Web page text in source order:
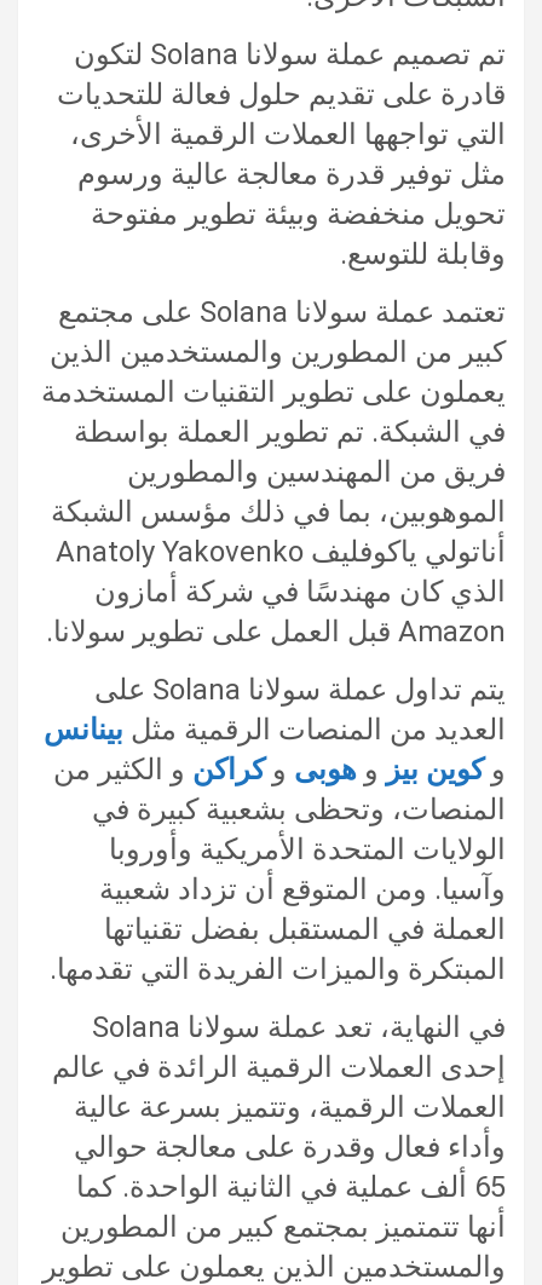
تم تصميم عملة سولانا Solana لتكون
قادرة على تقديم حلول فعالة للتحديات
التي تواجهها العملات الرقمية الأخرى،
مثل توفير قدرة معالجة عالية ورسوم
تحويل منخفضة وبيئة تطوير مفتوحة
وقابلة للتوسع.
تعتمد عملة سولانا Solana على مجتمع
كبير من المطورين والمستخدمين الذين
يعملون على تطوير التقنيات المستخدمة
في الشبكة. تم تطوير العملة بواسطة
فريق من المهندسين والمطورين
الموهوبين، بما في ذلك مؤسس الشبكة
أناتولي ياكوفليف Anatoly Yakovenko
الذي كان مهندسًا في شركة أمازون
Amazon قبل العمل على تطوير سولانا.
يتم تداول عملة سولانا Solana على
العديد من المنصات الرقمية مثل بينانس
وكوين بيز و هوبى وكراكن و الكثير من
المنصات، وتحظى بشعبية كبيرة في
الولايات المتحدة الأمريكية وأوروبا
وآسيا. ومن المتوقع أن تزداد شعبية
العملة في المستقبل بفضل تقنياتها
المبتكرة والميزات الفريدة التي تقدمها.
في النهاية، تعد عملة سولانا Solana
إحدى العملات الرقمية الرائدة في عالم
العملات الرقمية، وتتميز بسرعة عالية
وأداء فعال وقدرة على معالجة حوالي
65 ألف عملية في الثانية الواحدة. كما
أنها تتمتميز بمجتمع كبير من المطورين
والمستخدمين الذين يعملون على تطوير